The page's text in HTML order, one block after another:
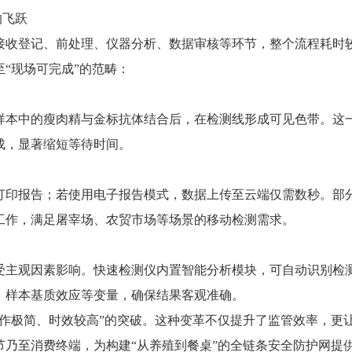
跃
记、前处理、仪器分析、数据审核等环节，整个流程耗时
现场可完成”的范畴：
的瘦肉精与金标抗体结合后，在检测线形成可见色带。这
显著缩短等待时间。
告；若使用电子报告模式，数据上传至云端仅需数秒。部
，满足屠宰场、农贸市场等场景的移动检测需求。
因素影响。快速检测仪内置智能分析模块，可自动识别检
本基质效应等变量，确保结果客观准确。
极简、时效较高”的突破。这种变革不仅提升了监管效率，更
至消费终端，为构建“从养殖到餐桌”的全链条安全防护网提